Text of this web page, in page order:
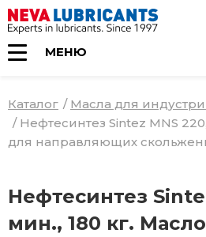
МЕНЮ
Каталог / Масла для
/ Нефтесинтез Sintez MNS
для направляющих
Нефтесинтез
мин., 180 кг.